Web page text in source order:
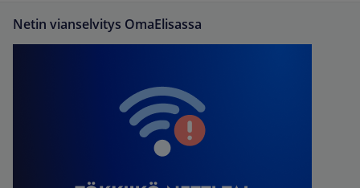
Netin vianselvitys OmaElisassa